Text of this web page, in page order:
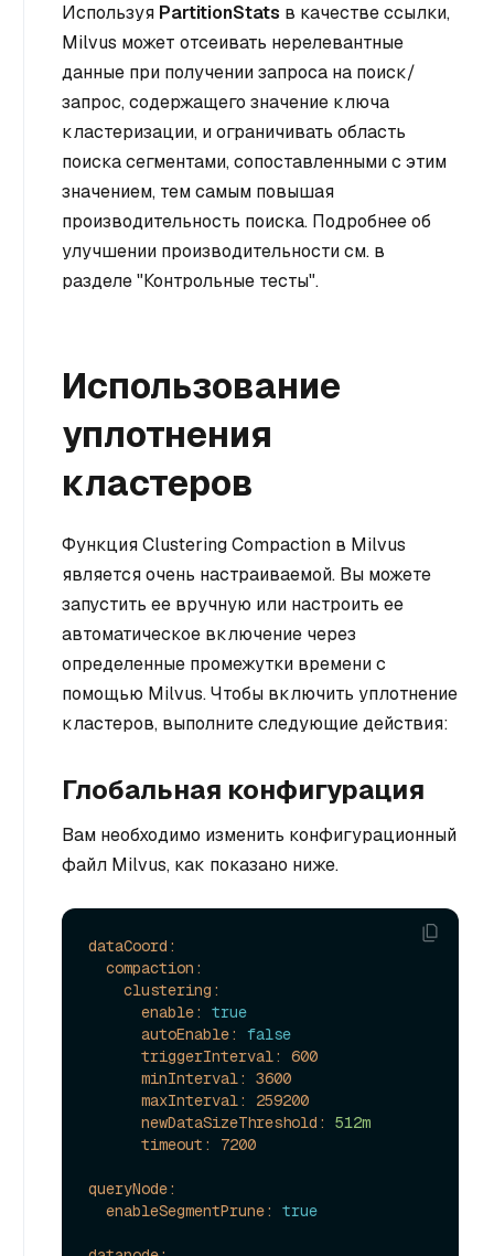
Используя PartitionStats в качестве ссылки,
Milvus может отсеивать нерелевантные
данные при получении запроса на поиск/
запрос, содержащего значение ключа
кластеризации, и ограничивать область
поиска сегментами, сопоставленными с этим
значением, тем самым повышая
производительность поиска. Подробнее об
улучшении производительности см. в
разделе "Контрольные тесты".
Использование
уплотнения
кластеров
Функция Clustering Compaction в Milvus
является очень настраиваемой. Вы можете
запустить ее вручную или настроить ее
автоматическое включение через
определенные промежутки времени с
помощью Milvus. Чтобы включить уплотнение
кластеров, выполните следующие действия:
Глобальная конфигурация
Вам необходимо изменить конфигурационный
файл Milvus, как показано ниже.
dataCoord:
compaction:
clustering:
enable:
true
autoEnable:
false
triggerInterval:
600
minInterval:
3600
maxInterval:
259200
newDataSizeThreshold:
512m
timeout:
7200
queryNode:
enableSegmentPrune:
true